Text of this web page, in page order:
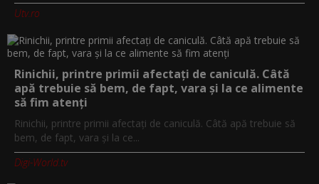
Utv.ro
Rinichii, printre primii afectați de caniculă. Câtă
apă trebuie să bem, de fapt, vara și la ce alimente
să fim atenți
Rinichii, printre primii afectați de caniculă. Câtă apă trebuie să
bem, de fapt, vara și la ce...
Digi-World.tv